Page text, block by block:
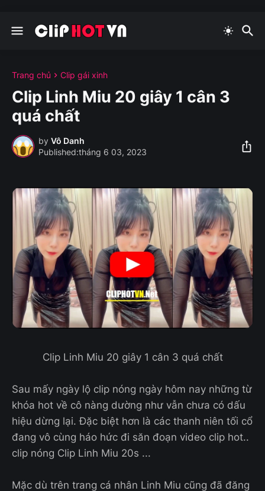
Trang chủ Clip gái xinh
Clip Linh Miu 20 giây 1 cân 3
quá chất
by Vô Danh
tháng 6 03, 2023
Clip Linh Miu 20 giây 1 cân 3 quá chất
Sau mấy ngày lộ clip nóng ngày hôm nay những từ
khóa hot về cô nàng dường như vẫn chưa có dấu
hiệu dừng lại. Đặc biệt hơn là các thanh niên tối cổ
đang vô cùng háo hức đi săn đoạn video clip hot..
clip nóng Clip Linh Miu 20s ...
Mặc dù trên trang cá nhân Linh Miu cũng đã đăng